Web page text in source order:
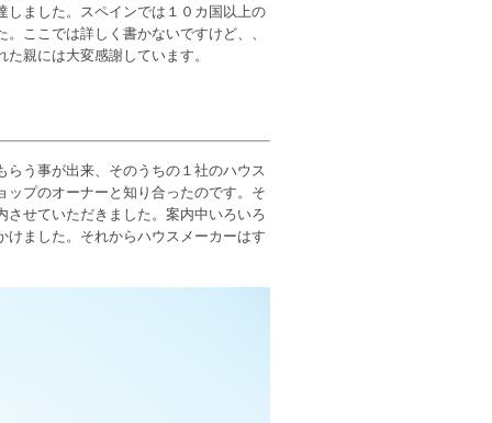
しました。スペインでは１０カ国以上の
ここでは詳しく書かないですけど、、
親には大変感謝しています。
う事が出来、そのうちの１社のハウス
プのオーナーと知り合ったのです。そ
せていただきました。案内中いろいろ
ました。それからハウスメーカーはす